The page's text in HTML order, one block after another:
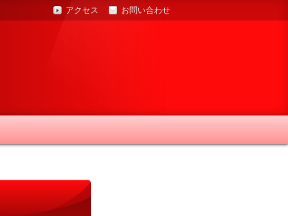
お問い合わせ
アクセス